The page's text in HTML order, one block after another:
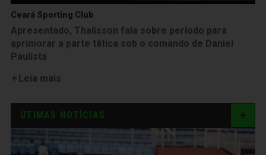
Ceará Sporting Club
Apresentado, Thalisson fala sobre período para
aprimorar a parte tática sob o comando de Daniel
Paulista
Leia mais
ÚTIMAS NOTÍCIAS